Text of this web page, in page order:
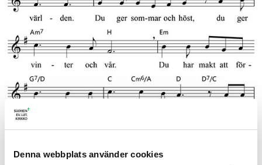
Denna webbplats använder cookies